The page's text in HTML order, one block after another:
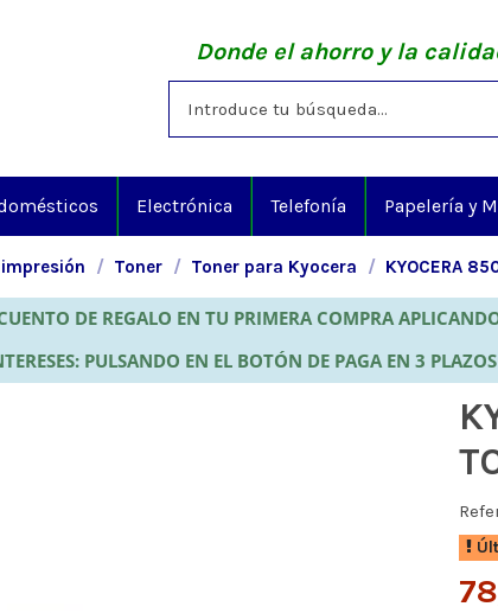
Donde el ahorro y la
Electrónica Telefonía Papelería y
Toner Toner para Kyocera KYOCERA
DE REGALO EN TU PRIMERA COMPRA
PULSANDO EN EL BOTÓN DE PAGA EN 3